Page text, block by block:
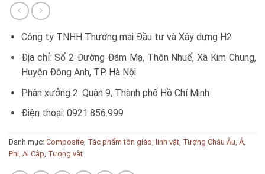
Công ty TNHH Thương mại Đầu tư và Xây dựng H2
Địa chỉ: Số 2 Đường Đám Mạ, Thôn Nhuế, Xã Kim Chung,
Huyện Đông Anh, TP. Hà Nội
Phân xưởng 2: Quận 9, Thành phố Hồ Chí Minh
Điện thoại: 0921.856.999
Danh mục: Composite, Tác phẩm tôn giáo, linh vật, Tượng Châu Âu, Á,
Phi, Ai Cập, Tượng vật